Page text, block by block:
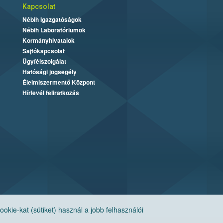
kat (sütiket) használ a jobb felhasználói
Kapcsolat
Nébih Igazgatóságok
Nébih Laboratóriumok
Kormányhivatalok
Sajtókapcsolat
Ügyfélszolgálat
Hatósági jogsegély
Élelmiszermentő Központ
Hírlevél feliratkozás